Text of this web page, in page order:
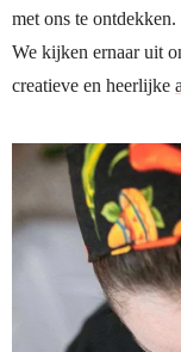
met ons te ontdekken.
We kijken ernaar uit
creatieve en heerlijke